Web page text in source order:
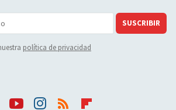
SUSCRIBIR
política de privacidad